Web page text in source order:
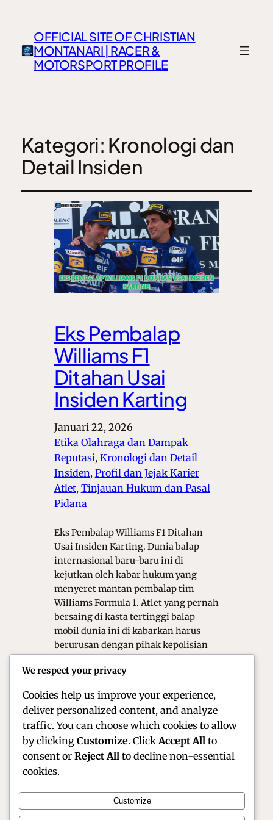
OFFICIAL SITE OF CHRISTIAN
MONTANARI | RACER &
MOTORSPORT PROFILE
Kategori: Kronologi dan
Detail Insiden
Eks Pembalap
Williams F1
Ditahan Usai
Insiden Karting
Januari 22, 2026
Etika Olahraga dan Dampak
Reputasi, Kronologi dan Detail
Insiden, Profil dan Jejak Karier
Atlet, Tinjauan Hukum dan Pasal
Pidana
Eks Pembalap Williams F1 Ditahan
Usai Insiden Karting. Dunia balap
internasional baru-baru ini di
kejutkan oleh kabar hukum yang
menyeret mantan pembalap tim
Williams Formula 1. Atlet yang pernah
bersaing di kasta tertinggi balap
mobil dunia ini di kabarkan harus
berurusan dengan pihak kepolisian
serius di sebuah sirkuit karting.
We respect your privacy
Cookies help us improve your experience,
deliver personalized content, and analyze
traffic. You can choose which cookies to allow
by clicking Customize. Click Accept All to
consent or Reject All to decline non-essential
cookies.
Customize